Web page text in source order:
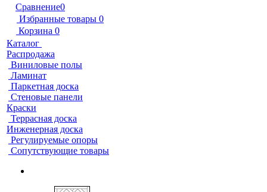
Сравнение0
Избранные товары 0
Корзина 0
Каталог
Распродажа
Виниловые полы
Ламинат
Паркетная доска
Стеновые панели
Краски
Террасная доска
Инженерная доска
Регулируемые опоры
Сопутствующие товары